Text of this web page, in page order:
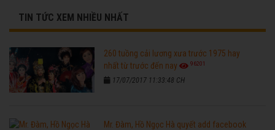
TIN TỨC XEM NHIỀU NHẤT
260 tuồng cải lương xưa trước 1975 hay
nhất từ trước đến nay
96201
17/07/2017 11:33:48 CH
Mr. Đàm, Hồ Ngọc Hà quyết add facebook